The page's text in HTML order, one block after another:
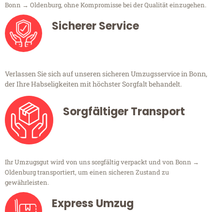
Bonn → Oldenburg, ohne Kompromisse bei der Qualität einzugehen.
Sicherer Service
Verlassen Sie sich auf unseren sicheren Umzugsservice in Bonn,
der Ihre Habseligkeiten mit höchster Sorgfalt behandelt.
Sorgfältiger Transport
Ihr Umzugsgut wird von uns sorgfältig verpackt und von Bonn →
Oldenburg transportiert, um einen sicheren Zustand zu
gewährleisten.
Express Umzug